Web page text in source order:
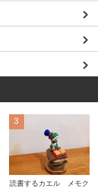
3
読書するカエル メモク